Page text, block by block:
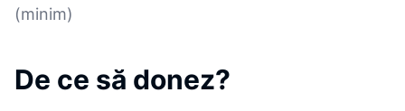
(minim)
De ce să donez?